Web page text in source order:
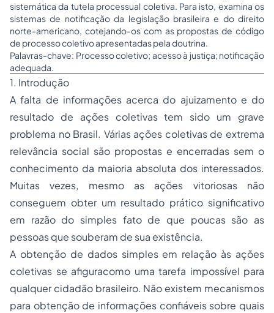
sistemática da tutela processual coletiva. Para isto, examina os
sistemas de notificação da legislação brasileira e do direito
norte-americano, cotejando-os com as propostas de código
de processo coletivo apresentadas pela doutrina.
Palavras-chave: Processo coletivo; acesso à justiça; notificação
adequada.
1. Introdução
A falta de informações acerca do ajuizamento e do
resultado de ações coletivas tem sido um grave
problema no Brasil. Várias ações coletivas de extrema
relevância social são propostas e encerradas sem o
conhecimento da maioria absoluta dos interessados.
Muitas vezes, mesmo as ações vitoriosas não
conseguem obter um resultado prático significativo
em razão do simples fato de que poucas são as
pessoas que souberam de sua existência.
A obtenção de dados simples em relação às ações
coletivas se afiguracomo uma tarefa impossível para
qualquer cidadão brasileiro. Não existem mecanismos
para obtenção de informações confiáveis sobre quais